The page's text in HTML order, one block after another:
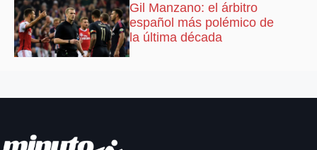
Gil Manzano: el árbitro
español más polémico de
la última década